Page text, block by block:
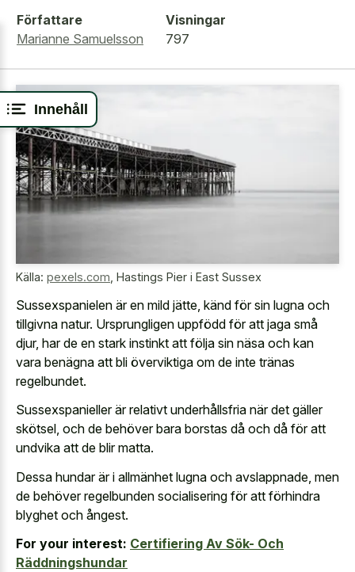
Innehåll
Författare
Marianne Samuelsson
Visningar
797
Källa: pexels.com, Hastings Pier i East Sussex
Sussexspanielen är en mild jätte, känd för sin lugna och
tillgivna natur. Ursprungligen uppfödd för att jaga små
djur, har de en stark instinkt att följa sin näsa och kan
vara benägna att bli överviktiga om de inte tränas
regelbundet.
Sussexspanieller är relativt underhållsfria när det gäller
skötsel, och de behöver bara borstas då och då för att
undvika att de blir matta.
Dessa hundar är i allmänhet lugna och avslappnade, men
de behöver regelbunden socialisering för att förhindra
blyghet och ångest.
For your interest: Certifiering Av Sök- Och
Räddningshundar